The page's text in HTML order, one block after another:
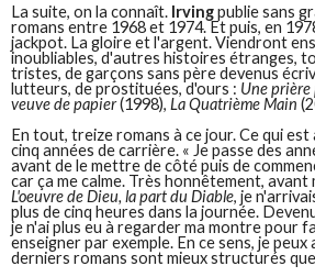
La suite, on la connaît. Irvingpublie sans
romans entre 1968 et 1974. Et puis, en
jackpot. La gloire et l'argent. Viendront
inoubliables, d'autres histoires étranges,
tristes, de garçons sans père devenus
lutteurs, de prostituées, d'ours : Une prière
veuve de papier(1998),La Quatrième Main
En tout, treize romans à ce jour. Ce qui
cinq années de carrière. « Je passe des
avant de le mettre de côté puis de
car ça me calme. Très honnêtement, avant
L'oeuvre de Dieu, la part du Diable, je
plus de cinq heures dans la journée.
je n'ai plus eu à regarder ma montre pour
enseigner par exemple. En ce sens, je
derniers romans sont mieux structurés